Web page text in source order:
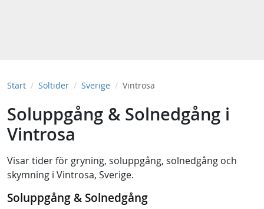
Start Soltider Sverige Vintrosa
Soluppgång & Solnedgång i
Vintrosa
Visar tider för gryning, soluppgång, solnedgång och
skymning i Vintrosa, Sverige.
Soluppgång & Solnedgång